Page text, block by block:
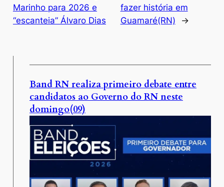
Marinho para 2026 e
“escanteia” Álvaro Dias
fazer história em
Guamaré(RN)
→
Band RN realiza primeiro debate entre
candidatos ao Governo do RN neste
domingo(09)